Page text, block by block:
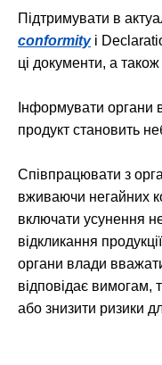
Підтримувати в
conformityі
ці документи, а
Інформувати
продукт становить
Співпрацювати з
вживаючи негайних
включати усунення
відкликання
органи влади
відповідає
або знизити ризики